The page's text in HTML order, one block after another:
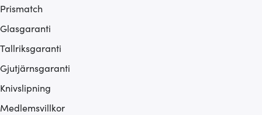
Prismatch
Glasgaranti
Tallriksgaranti
Gjutjärnsgaranti
Knivslipning
Medlemsvillkor